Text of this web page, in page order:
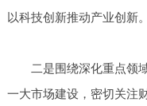
以科技创新推动产业创新。
二是围绕深化重点领域
一大市场建设，密切关注